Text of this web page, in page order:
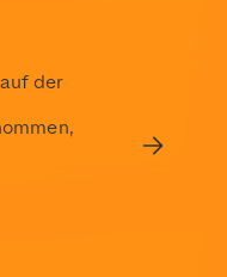
der